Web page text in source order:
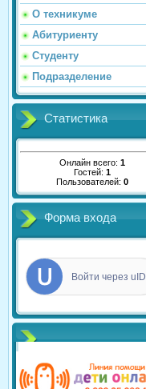
О техникуме
Абитуриенту
Студенту
Подразделение
Статистика
Онлайн всего: 1
Гостей: 1
Пользователей: 0
Форма входа
Войти через uID